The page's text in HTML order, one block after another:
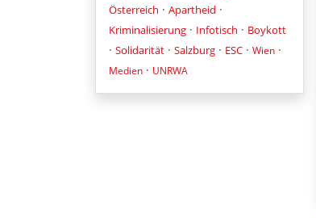
Österreich · Apartheid ·
Kriminalisierung · Infotisch · Boykott
· Solidarität · Salzburg · ESC · Wien ·
Medien · UNRWA